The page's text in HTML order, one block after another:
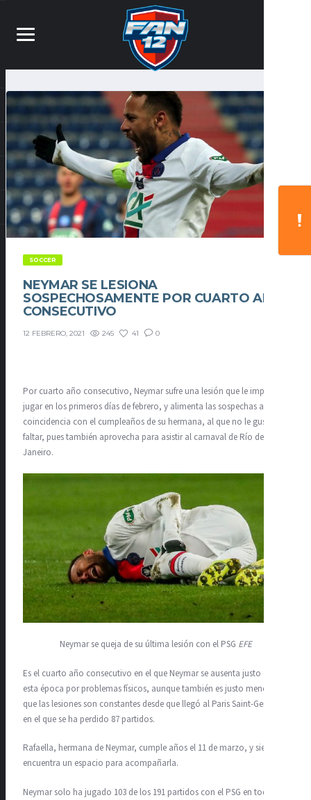
SOCCER
NEYMAR SE LESIONA
SOSPECHOSAMENTE POR CUARTO AÑO
CONSECUTIVO
12 FEBRERO, 2021 245 41 0
Por cuarto año consecutivo, Neymar sufre una lesión que le impide
jugar en los primeros días de febrero, y alimenta las sospechas ante la
coincidencia con el cumpleaños de su hermana, al que no le gusta
faltar, pues también aprovecha para asistir al carnaval de Río de
Janeiro.
Neymar se queja de su última lesión con el PSG EFE
Es el cuarto año consecutivo en el que Neymar se ausenta justo en
esta época por problemas físicos, aunque también es justo mencionar
que las lesiones son constantes desde que llegó al Paris Saint-Germain,
en el que se ha perdido 87 partidos.
Rafaella, hermana de Neymar, cumple años el 11 de marzo, y siempre
encuentra un espacio para acompañarla.
Neymar solo ha jugado 103 de los 191 partidos con el PSG en todas las